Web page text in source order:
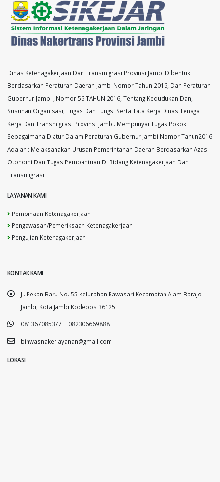
Dinas Ketenagakerjaan Dan Transmigrasi Provinsi Jambi Dibentuk
Berdasarkan Peraturan Daerah Jambi Nomor Tahun 2016, Dan Peraturan
Gubernur Jambi , Nomor 56 TAHUN 2016, Tentang Kedudukan Dan,
Susunan Organisasi, Tugas Dan Fungsi Serta Tata Kerja Dinas Tenaga
Kerja Dan Transmigrasi Provinsi Jambi. Mempunyai Tugas Pokok
Sebagaimana Diatur Dalam Peraturan Gubernur Jambi Nomor Tahun2016
Adalah : Melaksanakan Urusan Pemerintahan Daerah Berdasarkan Azas
Otonomi Dan Tugas Pembantuan Di Bidang Ketenagakerjaan Dan
Transmigrasi.
LAYANAN KAMI
Pembinaan Ketenagakerjaan
Pengawasan/Pemeriksaan Ketenagakerjaan
Pengujian Ketenagakerjaan
KONTAK KAMI
Jl. Pekan Baru No. 55 Kelurahan Rawasari Kecamatan Alam Barajo
Jambi, Kota Jambi Kodepos 36125
081367085377 | 082306669888
binwasnakerlayanan@gmail.com
LOKASI